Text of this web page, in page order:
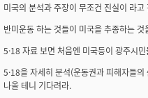
미국의 분석과 주장이 무조건 진실이 라
반미운동 하는 것들이 미국을 추종하는
5·18 자료 보면 처음엔 미국등이 광주시
5·18을 자세히 분석(운동권과 피해자들
나올 테니 기다려라.